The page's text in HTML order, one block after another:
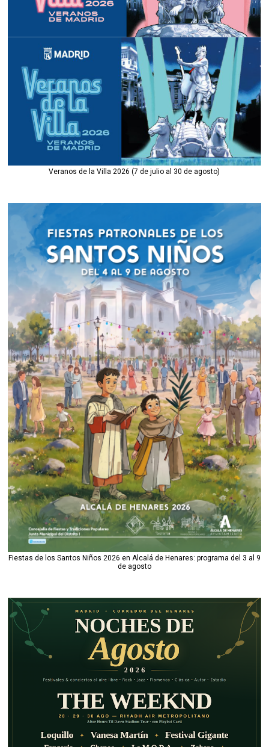
Veranos de la Villa 2026 (7 de julio al 30 de agosto)
Fiestas de los Santos Niños 2026 en Alcalá de Henares: programa del 3 al 9
de agosto